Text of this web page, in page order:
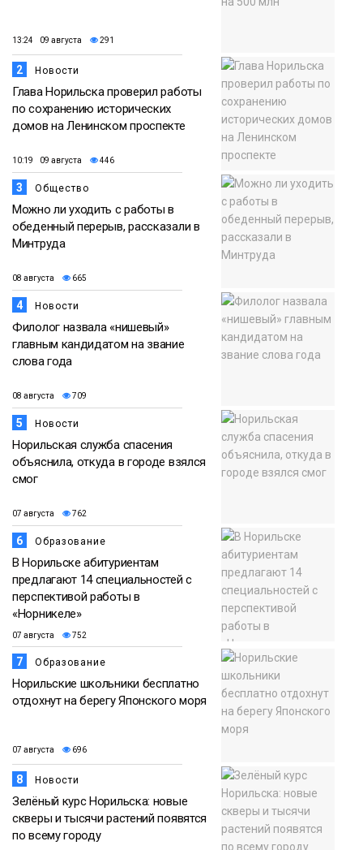
13:24 09 августа 291
2 Новости
Глава Норильска проверил работы
по сохранению исторических
домов на Ленинском проспекте
10:19 09 августа 446
3 Общество
Можно ли уходить с работы в
обеденный перерыв, рассказали в
Минтруда
08 августа 665
4 Новости
Филолог назвала «нишевый»
главным кандидатом на звание
слова года
08 августа 709
5 Новости
Норильская служба спасения
объяснила, откуда в городе взялся
смог
07 августа 762
6 Образование
В Норильске абитуриентам
предлагают 14 специальностей с
перспективой работы в
«Норникеле»
07 августа 752
7 Образование
Норильские школьники бесплатно
отдохнут на берегу Японского моря
07 августа 696
8 Новости
Зелёный курс Норильска: новые
скверы и тысячи растений появятся
по всему городу